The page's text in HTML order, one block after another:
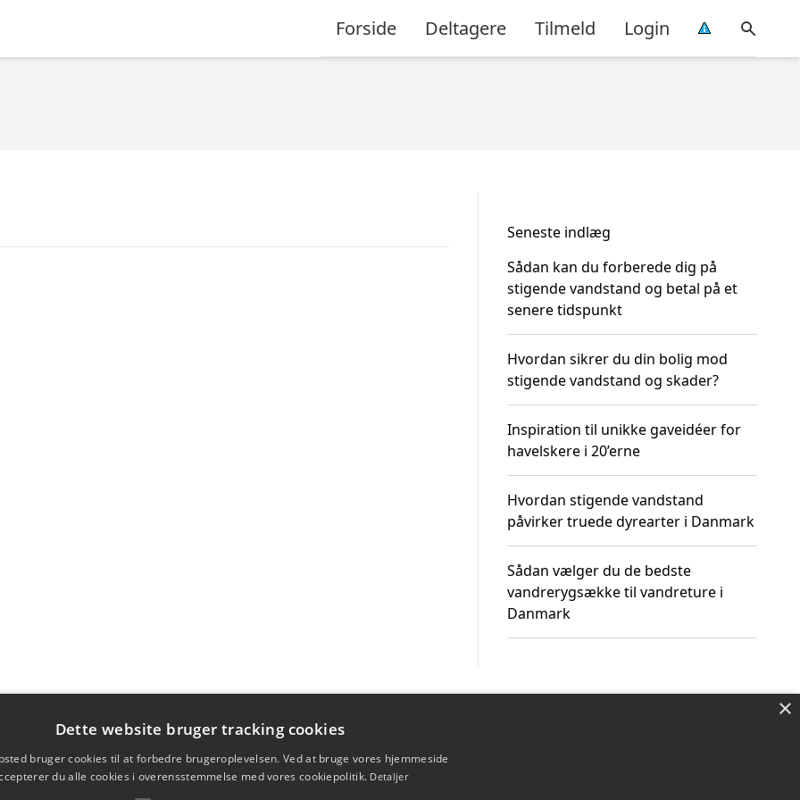
Forside Deltagere Tilmeld Login
Seneste indlæg
Sådan kan du forberede dig på
stigende vandstand og betal på et
senere tidspunkt
Hvordan sikrer du din bolig mod
stigende vandstand og skader?
Inspiration til unikke gaveidéer for
havelskere i 20’erne
Hvordan stigende vandstand
påvirker truede dyrearter i Danmark
Sådan vælger du de bedste
vandrerygsække til vandreture i
Danmark
×
Dette website bruger tracking cookies
bruger cookies til at forbedre brugeroplevelsen. Ved at bruge vores hjemmeside
du alle cookies i overensstemmelse med vores cookiepolitik. Detaljer